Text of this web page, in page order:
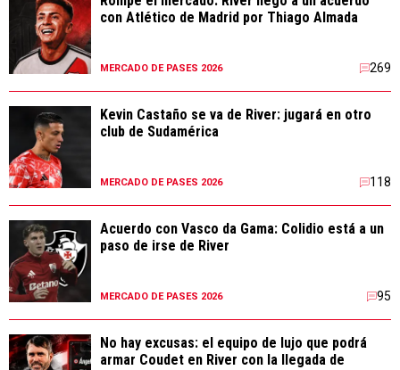
con Atlético de Madrid por Thiago Almada
MERCADO DE PASES 2026 269
Kevin Castaño se va de River: jugará en otro
club de Sudamérica
MERCADO DE PASES 2026 118
Acuerdo con Vasco da Gama: Colidio está a un
paso de irse de River
MERCADO DE PASES 2026 95
No hay excusas: el equipo de lujo que podrá
armar Coudet en River con la llegada de